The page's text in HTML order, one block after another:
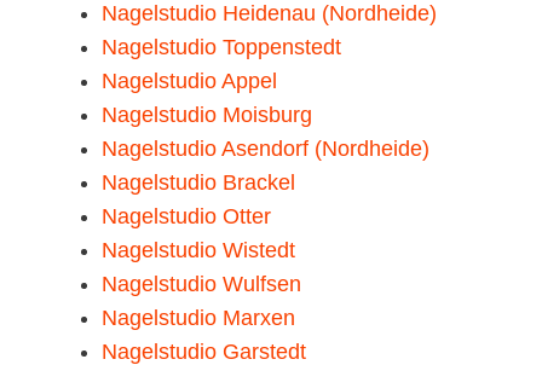
Nagelstudio Heidenau (Nordheide)
Nagelstudio Toppenstedt
Nagelstudio Appel
Nagelstudio Moisburg
Nagelstudio Asendorf (Nordheide)
Nagelstudio Brackel
Nagelstudio Otter
Nagelstudio Wistedt
Nagelstudio Wulfsen
Nagelstudio Marxen
Nagelstudio Garstedt